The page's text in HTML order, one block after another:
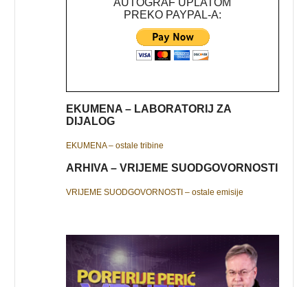
AUTOGRAF UPLATOM
PREKO PAYPAL-A:
EKUMENA – LABORATORIJ ZA
DIJALOG
EKUMENA – ostale tribine
ARHIVA – VRIJEME SUODGOVORNOSTI
VRIJEME SUODGOVORNOSTI – ostale emisije